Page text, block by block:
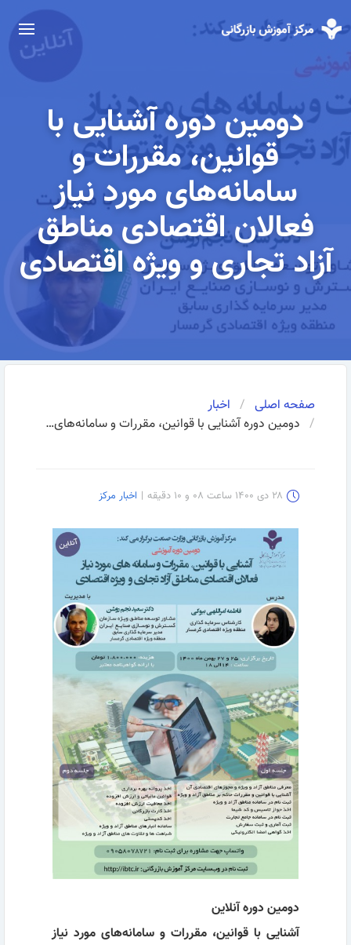
دومین دوره آشنایی با
قوانین، مقررات و
سامانه‌های مورد نیاز
فعالان اقتصادی مناطق
آزاد تجاری و ویژه اقتصادی
صفحه اصلی
اخبار
دومین دوره آشنایی با قوانین، مقررات و سامانه‌های مورد نیاز فعالان اقتصادی مناطق آزاد تجاری و ویژه اقتصادی
۲۸ دی ۱۴۰۰ ساعت ۰۸ و ۱۰ دقیقه | اخبار مرکز
دومین دوره آنلاین
آشنایی با قوانین، مقررات و سامانه‌های مورد نیاز